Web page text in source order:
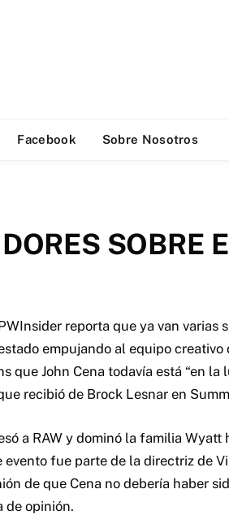
Facebook Sobre Nosotros
SOBRE
reporta que ya van varias
empujando al equipo creativo
que John Cena todavía está “en la
recibió de Brock Lesnar en
a RAW y dominó la familia Wyatt
evento fue parte de la directriz de
de que Cena no debería haber
de opinión.